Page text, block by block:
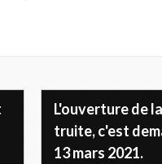
L'ouverture de la
truite, c'est
13 mars 2021.